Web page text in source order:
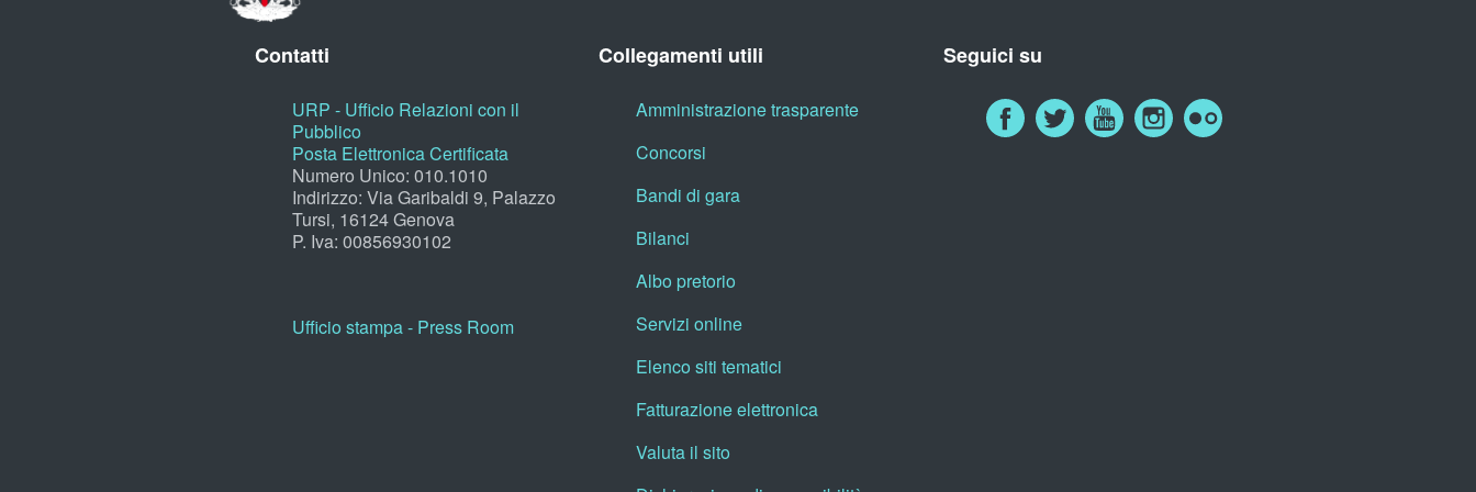
Contatti
URP - Ufficio Relazioni con il
Pubblico
Posta Elettronica Certificata
Numero Unico: 010.1010
Indirizzo: Via Garibaldi 9, Palazzo
Tursi, 16124 Genova
P. Iva: 00856930102
Ufficio stampa - Press Room
Collegamenti utili
Amministrazione trasparente
Concorsi
Bandi di gara
Bilanci
Albo pretorio
Servizi online
Elenco siti tematici
Fatturazione elettronica
Valuta il sito
Seguici su